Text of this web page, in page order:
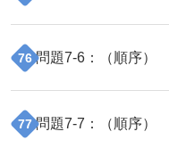
76 問題7-6 ：（順序）
77 問題7-7 ：（順序）